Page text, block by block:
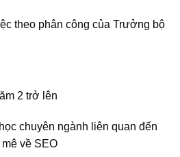
theo phân công của Trưởng bộ
2 trở lên
chuyên ngành liên quan đến
về SEO